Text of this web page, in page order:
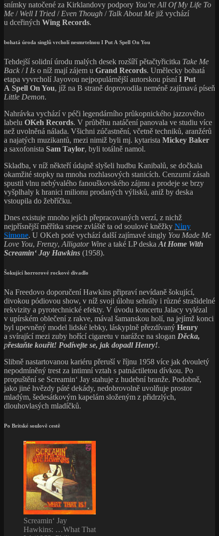
snímky natočené za Kirklandovy podpory You’re All Of My Life To
Me / Well I Tried / Even Though / Talk About Me již vychází
u dceřiných Wing Records.
bohatá úroda singlů vrcholí nesmrtelnou I Put A Spell On You
Tehdejší solidní úrodu malých desek rozšíří pětačtyřicitka Take Me
Back / I Is o níž mají zájem u Grand Records. Umělecky bohatá
etapa vyvrcholí Jayovou nejpopulárnější autorskou písní I Put
A Spell On You, jíž na B straně doprovodila neméně zajímavá píseň
Little Demon.
Nahrávka vychází v péči legendárního průkopnického jazzového
labelu OKeh Records. V průběhu natáčení panovala ve studiu více
než uvolněná nálada. Všichni zúčastnění, včetně techniků, aranžérů
a najatých muzikantů, mezi nimiž byli mj. kytarista Mickey Baker
a saxofonista Sam Taylor, byli totálně namol.
Skladba, v níž někteří údajně slyšeli hudbu Kanibalů, se dočkala
okamžité stopky na mnoha rozhlasových stanicích. Cenzurní zásah
spustil vlnu nebývalého fanouškovského zájmu a prodeje se brzy
vyšplhaly k hranici milionu prodaných výlisků, aniž by deska
vstoupila do žebříčku.
Dnes existuje mnoho jejích přepracovaných verzí, z nichž
nejpřísnější měřítka snese zvláště ta od soulové kněžky Niny
Simone. U OKeh poté vychází další zajímavé singly You Made Me
Love You, Frenzy, Alligator Wine a také LP deska At Home With
Screamin‘ Jay Hawkins (1958).
Šokující horrorové rockové divadlo
Na Freedovo doporučení Hawkins připraví nevídaně šokující,
divokou pódiovou show, v níž svoji úlohu sehrály i různé strašidelné
rekvizity a pyrotechnické efekty. V úvodu koncertu Jalacy vylézal
v upírském oblečení z rakve, mával šamanskou holí, na jejímž konci
byl upevněný model lidské lebky, láskyplně přezdívaný Henry
a svírající mezi zuby hořící cigaretu v narážce na slogan Děcka,
přestaňte kouřit! Podívejte se, jak dopadl Henry!.
Slibně nastartovanou kariéru přeruší v říjnu 1958 více jak dvouletý
nepodmíněný trest za intimní vztah s patnáctiletou dívkou. Po
propuštění se Screamin‘ Jay stahuje z hudební branže. Podobně,
jako jiné hvězdy páté dekády, nedobrovolně uvolňuje prostor
mladým, šedesátkovým kapelám složeným z přidrzlých,
dlouhovlasých mladíčků.
Po Britské soulově cestě
Screamin‘ Jay
Hawkins: …What That